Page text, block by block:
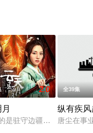
网，热播电视剧提
时，遭伏魔突然袭击，
2.0
是驻守边疆的王爷，收到
全39集
纵有疾
唐尘在事